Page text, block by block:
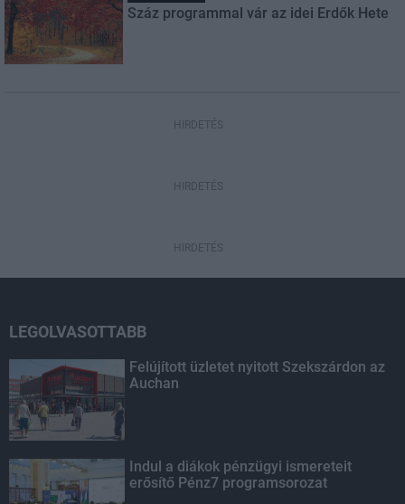
Száz programmal vár az idei Erdők Hete
HIRDETÉS
HIRDETÉS
HIRDETÉS
LEGOLVASOTTABB
Felújított üzletet nyitott Szekszárdon az
Auchan
Indul a diákok pénzügyi ismereteit
erősítő Pénz7 programsorozat